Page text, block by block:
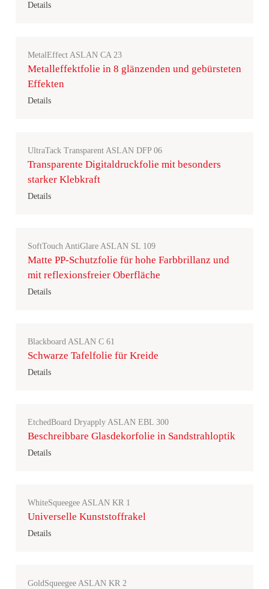
Details
MetalEffect ASLAN CA 23
Metalleffektfolie in 8 glänzenden und gebürsteten
Effekten
Details
UltraTack Transparent ASLAN DFP 06
Transparente Digitaldruckfolie mit besonders
starker Klebkraft
Details
SoftTouch AntiGlare ASLAN SL 109
Matte PP-Schutzfolie für hohe Farbbrillanz und
mit reflexionsfreier Oberfläche
Details
Blackboard ASLAN C 61
Schwarze Tafelfolie für Kreide
Details
EtchedBoard Dryapply ASLAN EBL 300
Beschreibbare Glasdekorfolie in Sandstrahloptik
Details
WhiteSqueegee ASLAN KR 1
Universelle Kunststoffrakel
Details
GoldSqueegee ASLAN KR 2